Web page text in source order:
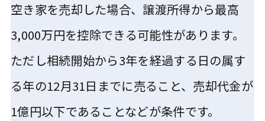
空き家を売却した場合、譲渡所得から最高
3,000万円を控除できる可能性があります。
ただし相続開始から3年を経過する日の属す
る年の12月31日までに売ること、売却代金が
1億円以下であることなどが条件です。